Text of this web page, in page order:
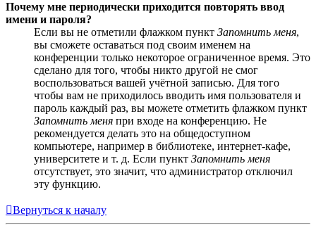
Почему мне периодически приходится повторять ввод
имени и пароля?
Если вы не отметили флажком пункт Запомнить меня,
вы сможете оставаться под своим именем на
конференции только некоторое ограниченное время. Это
сделано для того, чтобы никто другой не смог
воспользоваться вашей учётной записью. Для того
чтобы вам не приходилось вводить имя пользователя и
пароль каждый раз, вы можете отметить флажком пункт
Запомнить меня при входе на конференцию. Не
рекомендуется делать это на общедоступном
компьютере, например в библиотеке, интернет-кафе,
университете и т. д. Если пункт Запомнить меня
отсутствует, это значит, что администратор отключил
эту функцию.
Вернуться к началу